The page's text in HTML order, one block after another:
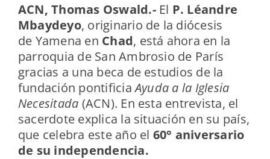
ACN, Thomas Oswald.- El P. Léandre
Mbaydeyo, originario de la diócesis
de Yamena en Chad, está ahora en la
parroquia de San Ambrosio de París
gracias a una beca de estudios de la
fundación pontificiaAyuda a la Iglesia
Necesitada (ACN). En esta entrevista, el
sacerdote explica la situación en su país,
que celebra este año el 60° aniversario
de su independencia.